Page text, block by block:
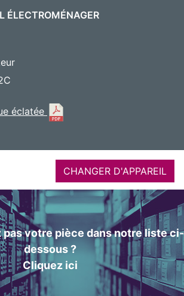
ÉLECTROMÉNAGER
éclatée
CHANGER D'APPAREIL
pas votre pièce dans notre liste ci-
dessous ?
Cliquez ici